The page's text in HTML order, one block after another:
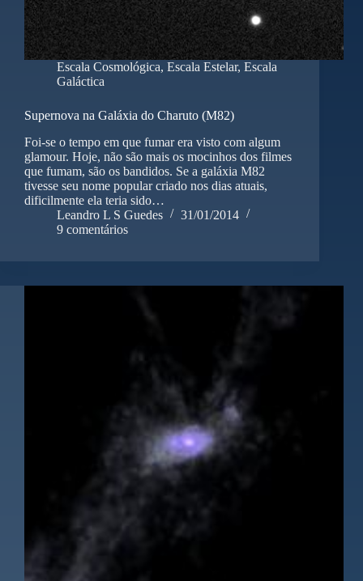
Escala Cosmológica, Escala Estelar, Escala
Galáctica
Supernova na Galáxia do Charuto (M82)
Foi-se o tempo em que fumar era visto com algum
glamour. Hoje, não são mais os mocinhos dos filmes
que fumam, são os bandidos. Se a galáxia M82
tivesse seu nome popular criado nos dias atuais,
dificilmente ela teria sido…
Leandro L S Guedes
31/01/2014
9 comentários